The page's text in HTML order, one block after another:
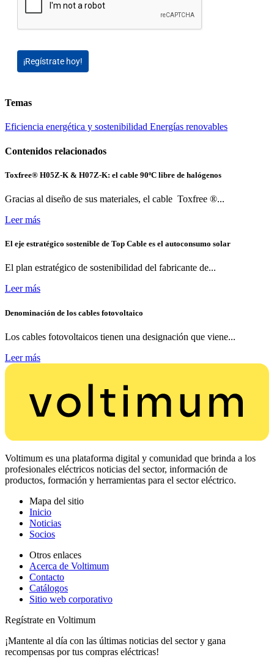
¡Regístrate hoy!
Temas
Eficiencia energética y sostenibilidad Energías renovables
Contenidos relacionados
Toxfree® H05Z-K & H07Z-K: el cable 90ºC libre de halógenos
Gracias al diseño de sus materiales, el cable Toxfree ®...
Leer más
El eje estratégico sostenible de Top Cable es el autoconsumo solar
El plan estratégico de sostenibilidad del fabricante de...
Leer más
Denominación de los cables fotovoltaico
Los cables fotovoltaicos tienen una designación que viene...
Leer más
Voltimum es una plataforma digital y comunidad que brinda a los
profesionales eléctricos noticias del sector, información de
productos, formación y herramientas para el sector eléctrico.
Mapa del sitio
Inicio
Noticias
Socios
Otros enlaces
Acerca de Voltimum
Contacto
Catálogos
Sitio web corporativo
Regístrate en Voltimum
¡Mantente al día con las últimas noticias del sector y gana
recompensas por tus compras eléctricas!